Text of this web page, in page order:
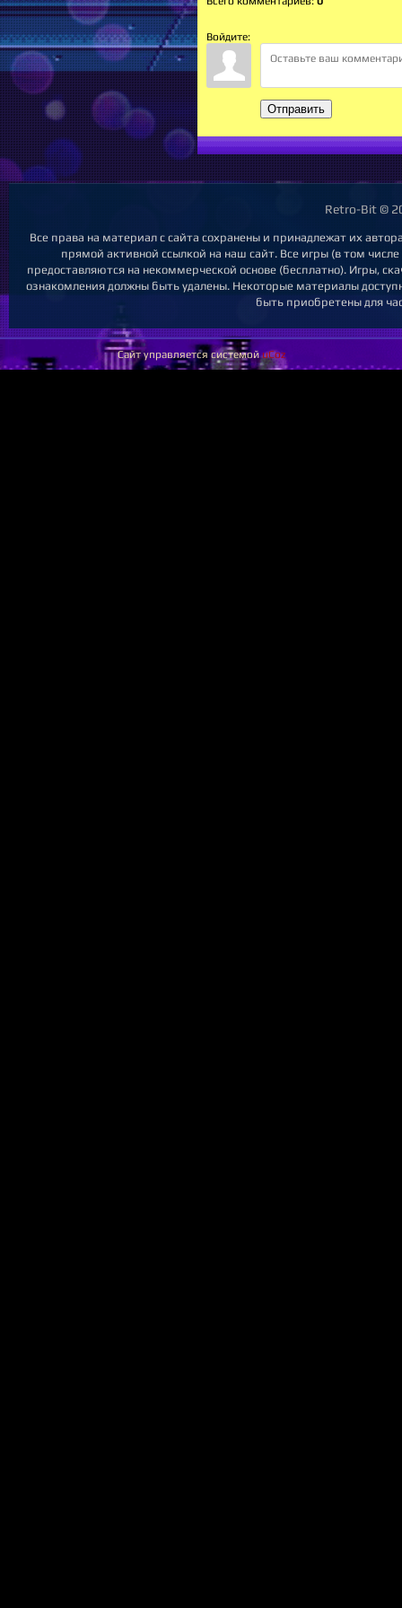
Войдите:
Отправить
Retro-Bit ©
Все права на материал с сайта сохранены и принадлежат их
прямой активной ссылкой на наш сайт. Все игры (в том
предоставляются на некоммерческой основе (бесплатно). Игры,
ознакомления должны быть удалены. Некоторые материалы
быть приобретены для
Сайт управляется системойuCoz